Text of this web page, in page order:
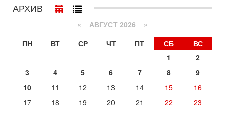
В этом выпуске мы разбираем одну из самых тревожных
тем израильской политики. Известно, что израильская
Служба общей безопасности (ШАБАК) создала
3-08-2026, 08:32
Трамп и Иран: последний шанс - НОВОСТИ
Президент США Дональд Трамп объявил о возобновлении
готовность к диалогу. По словам американского
2-08-2026, 08:42
АРХИВ
« АВГУСТ 2026 »
ПН
ВТ СР ЧТ ПТ СБ
ВС
1
2
3
4 5 6 7 8
9
10
11 12 13 14 15
16
17
18 19 20 21 22
23